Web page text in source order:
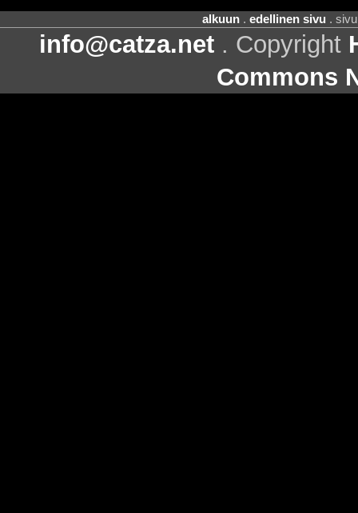
alkuun . edellinen sivu .
info@catza.net . Copyright
Commons